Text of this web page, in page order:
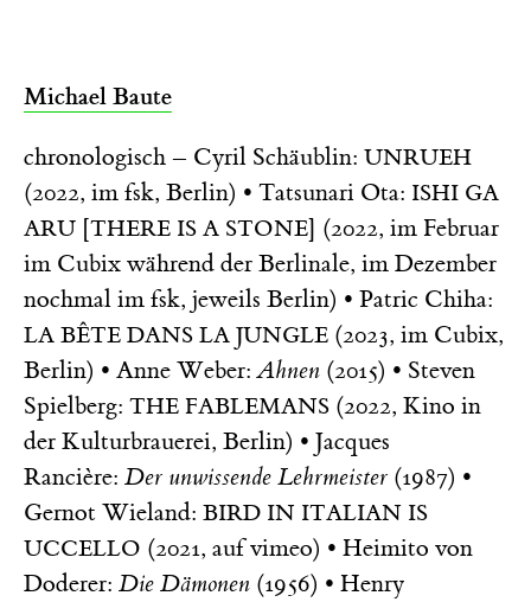
Michael Baute
chronologisch – Cyril Schäublin: UNRUEH
(2022, im fsk, Berlin) • Tatsunari Ota: ISHI GA
ARU [THERE IS A STONE] (2022, im Februar
im Cubix während der Berlinale, im Dezember
nochmal im fsk, jeweils Berlin) • Patric Chiha:
LA BÊTE DANS LA JUNGLE (2023, im Cubix,
Berlin) • Anne Weber:Ahnen (2015) • Steven
Spielberg: THE FABLEMANS (2022, Kino in
der Kulturbrauerei, Berlin) • Jacques
Rancière: Der unwissende Lehrmeister (1987) •
Gernot Wieland: BIRD IN ITALIAN IS
UCCELLO (2021, auf vimeo) • Heimito von
Doderer: Die Dämonen (1956) • Henry